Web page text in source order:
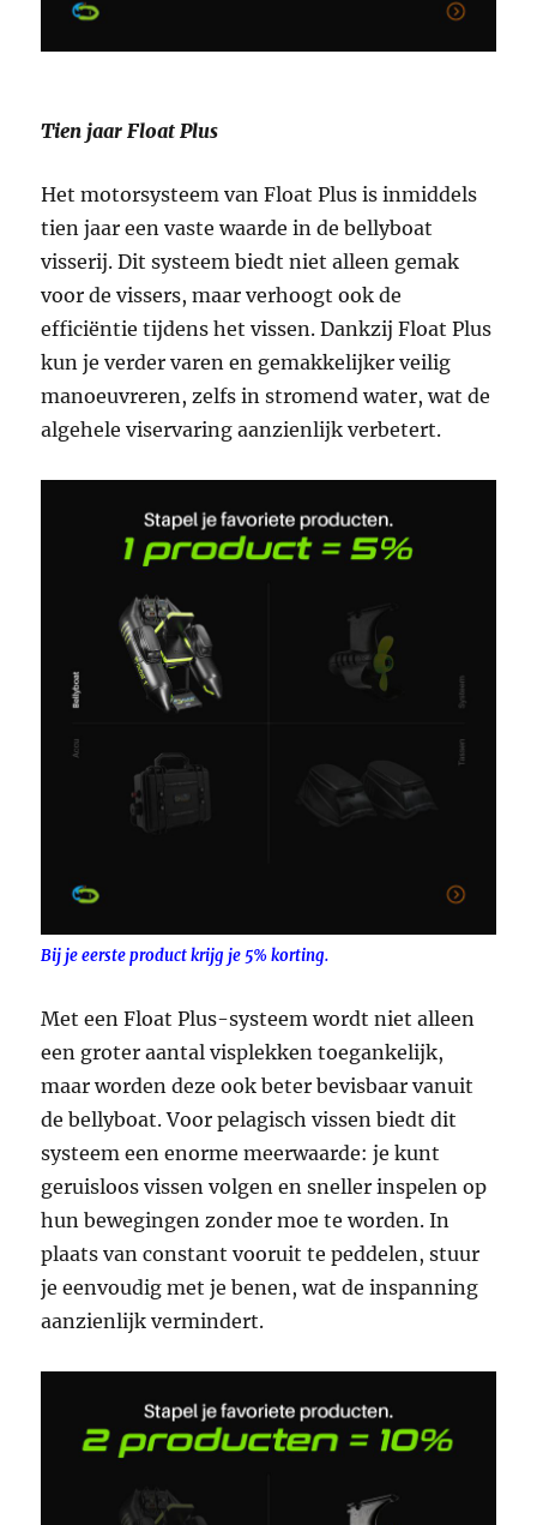
Tien jaar Float Plus
Het motorsysteem van Float Plus is inmiddels
tien jaar een vaste waarde in de bellyboat
visserij. Dit systeem biedt niet alleen gemak
voor de vissers, maar verhoogt ook de
efficiëntie tijdens het vissen. Dankzij Float Plus
kun je verder varen en gemakkelijker veilig
manoeuvreren, zelfs in stromend water, wat de
algehele viservaring aanzienlijk verbetert.
Bij je eerste product krijg je 5% korting.
Met een Float Plus-systeem wordt niet alleen
een groter aantal visplekken toegankelijk,
maar worden deze ook beter bevisbaar vanuit
de bellyboat. Voor pelagisch vissen biedt dit
systeem een enorme meerwaarde: je kunt
geruisloos vissen volgen en sneller inspelen op
hun bewegingen zonder moe te worden. In
plaats van constant vooruit te peddelen, stuur
je eenvoudig met je benen, wat de inspanning
aanzienlijk vermindert.